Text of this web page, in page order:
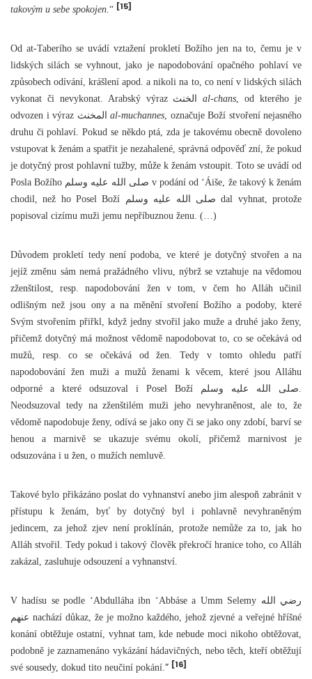
takovým u sebe spokojen. “ [15]
Od at-Taberího se uvádí vztažení prokletí Božího jen na to, čemu je v
lidských silách se vyhnout, jako je napodobování opačného pohlaví ve
způsobech odívání, krášlení apod. a nikoli na to, co není v lidských silách
vykonat či nevykonat. Arabský výraz الخنثal-chans , od kterého je
al-muchannes , označuje Boží stvoření nejasného
druhu či pohlaví. Pokud se někdo ptá, zda je takovému obecně dovoleno
vstupovat k ženám a spatřit je nezahalené, správná odpověď zní, že pokud
je dotyčný prost pohlavní tužby, může k ženám vstoupit. Toto se uvádí od
Posla Božího صلى الله عليه وسلم v podání od ‘Áiše, že takový k ženám
chodil, než ho Posel Boží صلى الله عليه وسلم dal vyhnat, protože
popisoval cizímu muži jemu nepříbuznou ženu. (…)
Důvodem prokletí tedy není podoba, ve které je dotyčný stvořen a na
jejíž změnu sám nemá pražádného vlivu, nýbrž se vztahuje na vědomou
zženštilost, resp. napodobování žen v tom, v čem ho Alláh učinil
odlišným než jsou ony a na měnění stvoření Božího a podoby, které
Svým stvořením přiřkl, když jedny stvořil jako muže a druhé jako ženy,
přičemž dotyčný má možnost vědomě napodobovat to, co se očekává od
mužů, resp. co se očekává od žen. Tedy v tomto ohledu patří
napodobování žen muži a mužů ženami k věcem, které jsou Alláhu
odporné a které odsuzoval i Posel Boží صلى الله عليه وسلم.
Neodsuzoval tedy na zženštilém muži jeho nevyhraněnost, ale to, že
vědomě napodobuje ženy, odívá se jako ony či se jako ony zdobí, barví se
henou a marnivě se ukazuje svému okolí, přičemž marnivost je
odsuzována i u žen, o mužích nemluvě.
Takové bylo přikázáno poslat do vyhnanství anebo jim alespoň zabránit v
přístupu k ženám, byť by dotyčný byl i pohlavně nevyhraněným
jedincem, za jehož zjev není proklínán, protože nemůže za to, jak ho
Alláh stvořil. Tedy pokud i takový člověk překročí hranice toho, co Alláh
zakázal, zasluhuje odsouzení a vyhnanství.
V hadísu se podle ‘Abdulláha ibn ‘Abbáse a Umm Selemy رضي الله
عنهم nachází důkaz, že je možno každého, jehož zjevné a veřejné hříšné
konání obtěžuje ostatní, vyhnat tam, kde nebude moci nikoho obtěžovat,
podobně je zaznamenáno vykázání hádavičných, nebo těch, kteří obtěžují
své sousedy, dokud tito neučiní pokání. ” [16]